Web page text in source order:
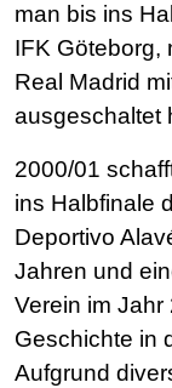
man bis ins
IFK Göteborg,
Real Madrid
ausgeschaltet
2000/01
ins Halbfinale
Deportivo
Jahren und
Verein im
Geschichte in
Aufgrund